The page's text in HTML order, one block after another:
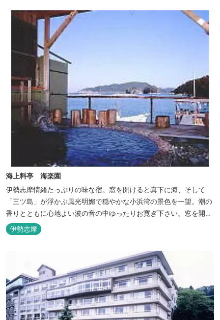
海上料亭 海楽園
伊勢志摩情緒たっぷりの味な宿。窓を開けると真下に海、そして
「三ツ島」が浮かぶ風光明媚で穏やかな小浜湾の景色を一望。潮の
香りとともに心地よい波の音の中ゆったりお寛ぎ下さい。窓を開け
浴衣姿でのんびり太公望！ 部屋から釣りができる「座敷釣り」は当
館ならではの名物。（貸しざお／エサ付要予約） 海水温泉露天風呂
伊勢志摩